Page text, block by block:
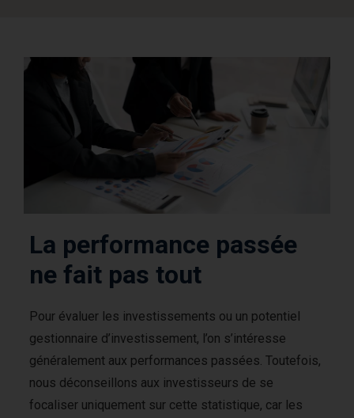
La performance passée
ne fait pas tout
Pour évaluer les investissements ou un potentiel
gestionnaire d’investissement, l’on s’intéresse
généralement aux performances passées. Toutefois,
nous déconseillons aux investisseurs de se
focaliser uniquement sur cette statistique, car les